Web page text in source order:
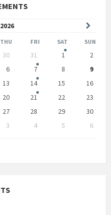
2026
THU FRI SAT SUN
30 31 1
2
6 7 8
9
13 14 15
16
20 21 22
23
27 28 29
30
3 4 5
6